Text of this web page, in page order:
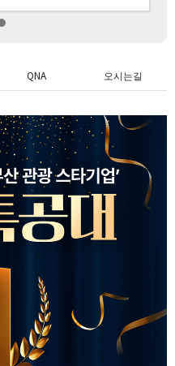
QNA 오시는길